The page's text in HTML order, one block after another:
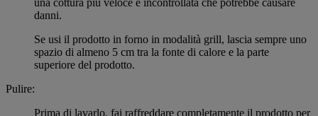
danni.
Se usi il prodotto in forno in modalità grill, lascia sempre uno
spazio di almeno 5 cm tra la fonte di calore e la parte
superiore del prodotto.
Pulire:
Prima di lavarlo, fai raffreddare completamente il prodotto per